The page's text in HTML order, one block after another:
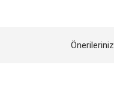
Önerileriniz